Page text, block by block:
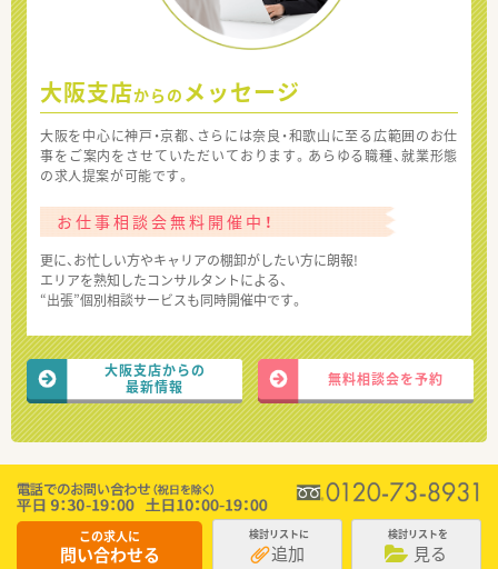
大阪支店からの メッセージ
大阪を中心に神戸・京都、さらには奈良・和歌山に至る広範囲のお仕
事をご案内をさせていただいております。あらゆる職種、就業形態
の求人提案が可能です。
お仕事相談会無料開催中！
更に、お忙しい方やキャリアの棚卸がしたい方に朗報!
エリアを熟知したコンサルタントによる、
“出張”個別相談サービスも同時開催中です。
大阪支店からの
最新情報
無料相談会を予約
この求人に
問い合わせる
検討リストに
追加
検討リストを
見る